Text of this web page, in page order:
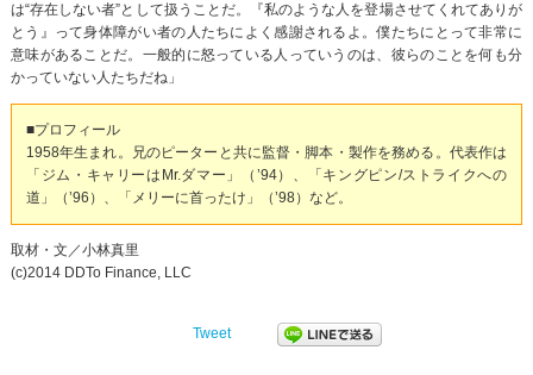
は“存在しない者”として扱うことだ。『私のような人を登場させてくれてありが
とう』って身体障がい者の人たちによく感謝されるよ。僕たちにとって非常に
意味があることだ。一般的に怒っている人っていうのは、彼らのことを何も分
かっていない人たちだね」
■プロフィール
1958年生まれ。兄のピーターと共に監督・脚本・製作を務める。代表作は
「ジム・キャリーはMr.ダマー」（’94）、「キングピン/ストライクへの
道」（’96）、「メリーに首ったけ」（’98）など。
取材・文／小林真里
(c)2014 DDTo Finance, LLC
Tweet